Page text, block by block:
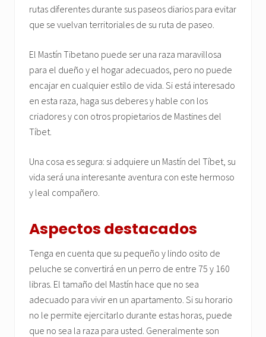
rutas diferentes durante sus paseos diarios para evitar
que se vuelvan territoriales de su ruta de paseo.
El Mastín Tibetano puede ser una raza maravillosa
para el dueño y el hogar adecuados, pero no puede
encajar en cualquier estilo de vida. Si está interesado
en esta raza, haga sus deberes y hable con los
criadores y con otros propietarios de Mastines del
Tíbet.
Una cosa es segura: si adquiere un Mastín del Tíbet, su
vida será una interesante aventura con este hermoso
y leal compañero.
Aspectos destacados
Tenga en cuenta que su pequeño y lindo osito de
peluche se convertirá en un perro de entre 75 y 160
libras. El tamaño del Mastín hace que no sea
adecuado para vivir en un apartamento. Si su horario
no le permite ejercitarlo durante estas horas, puede
que no sea la raza para usted. Generalmente son